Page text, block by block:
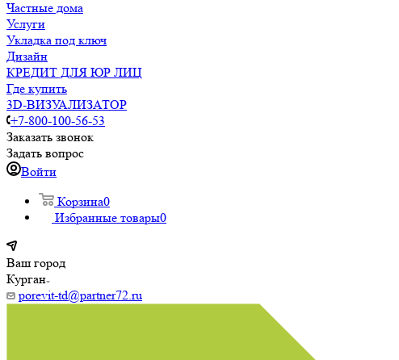
Частные дома
Услуги
Укладка под ключ
Дизайн
КРЕДИТ ДЛЯ ЮР ЛИЦ
Где купить
3D-ВИЗУАЛИЗАТОР
+7-800-100-56-53
Заказать звонок
Задать вопрос
Войти
Корзина0
Избранные товары0
Ваш город
Курган
porevit-td@partner72.ru